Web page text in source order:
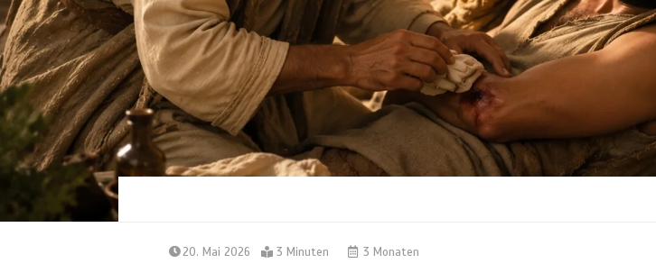
20. Mai 2026 3 Minuten 3 Monaten